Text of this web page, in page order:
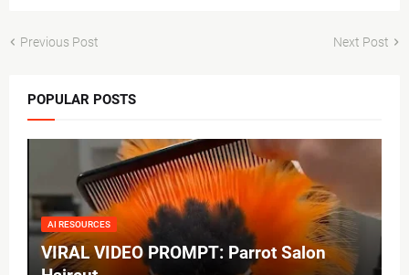
Previous Post Next Post
POPULAR POSTS
AI RESOURCES
VIRAL VIDEO PROMPT: Parrot Salon